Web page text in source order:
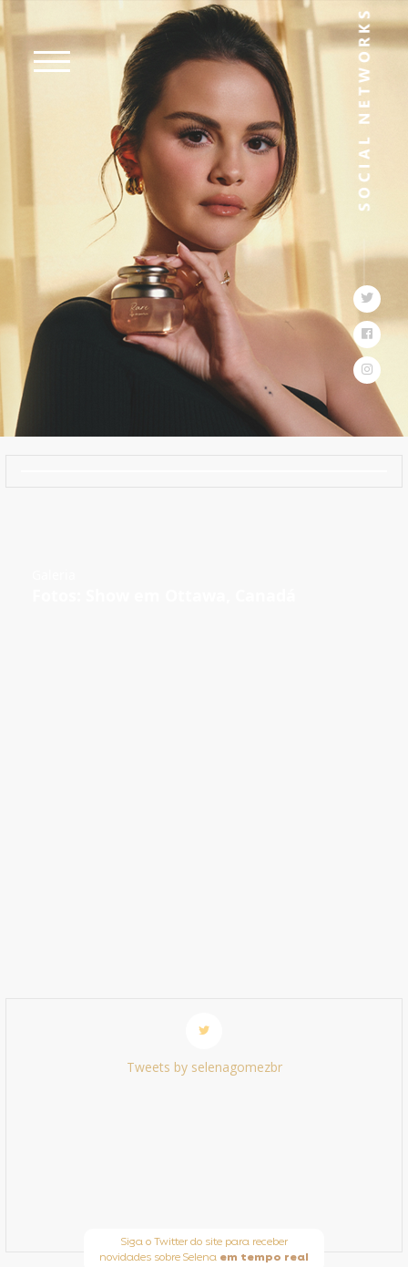
Tweets by selenagomezbr
Siga o Twitter do site para receber
novidades sobre Selena em tempo real